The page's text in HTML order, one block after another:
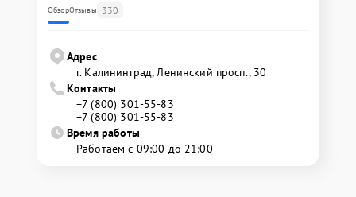
ОбзорОтзывы 330
Адрес
г. Калининград, Ленинский просп., 30
Контакты
+7 (800) 301-55-83
+7 (800) 301-55-83
Время работы
Работаем с 09:00 до 21:00